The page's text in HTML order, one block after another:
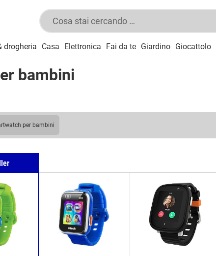
drogheria Casa Elettronica Fai da te Giardino Giocattolo
bambini
per bambini